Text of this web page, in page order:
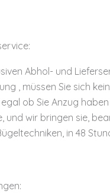
Abhol- und
, müssen Sie sich
ob Sie Anzug
und wir bringen sie,
in 48